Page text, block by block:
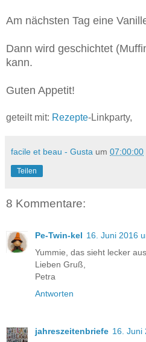
Am nächsten Tag eine
Dann wird geschichtet
kann.
Guten Appetit!
geteilt mit: Rezepte-Linkparty,
facile et beau - Gusta um 07:00:00
Teilen
8 Kommentare:
Pe-Twin-kel 16. Juni 2016
Yummie, das sieht lecker aus.
Lieben Gruß,
Petra
Antworten
jahreszeitenbriefe 16. Juni